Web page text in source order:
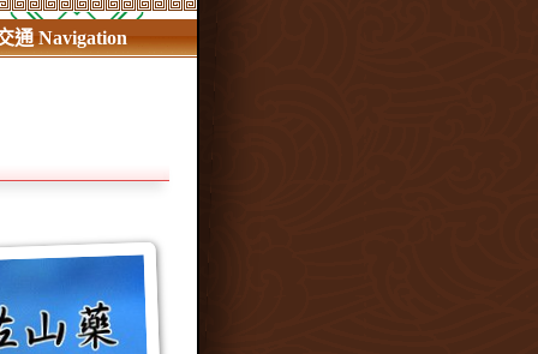
通 Navigation